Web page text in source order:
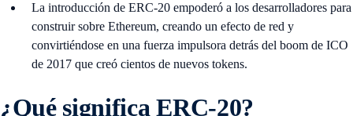
La introducción de ERC-20 empoderó a los desarrolladores para
construir sobre Ethereum, creando un efecto de red y
convirtiéndose en una fuerza impulsora detrás del boom de ICO
de 2017 que creó cientos de nuevos tokens.
¿Qué significa ERC-20?